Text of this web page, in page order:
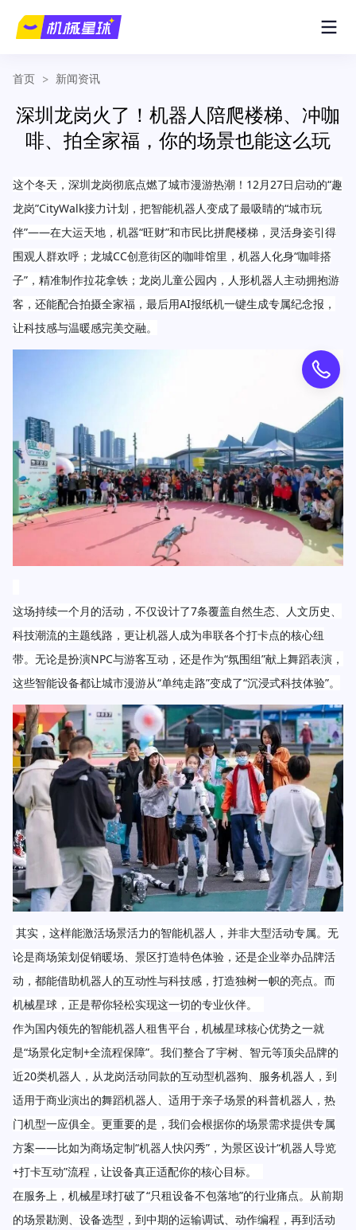
首页 > 新闻资讯
深圳龙岗火了！机器人陪爬楼梯、冲咖
啡、拍全家福，你的场景也能这么玩
这个冬天，深圳龙岗彻底点燃了城市漫游热潮！12月27日启动的“趣
龙岗”CityWalk接力计划，把智能机器人变成了最吸睛的“城市玩
伴”——在大运天地，机器“旺财”和市民比拼爬楼梯，灵活身姿引得
围观人群欢呼；龙城CC创意街区的咖啡馆里，机器人化身“咖啡搭
子”，精准制作拉花拿铁；龙岗儿童公园内，人形机器人主动拥抱游
客，还能配合拍摄全家福，最后用AI报纸机一键生成专属纪念报，
让科技感与温暖感完美交融。
这场持续一个月的活动，不仅设计了7条覆盖自然生态、人文历史、
科技潮流的主题线路，更让机器人成为串联各个打卡点的核心纽
带。无论是扮演NPC与游客互动，还是作为“氛围组”献上舞蹈表演，
这些智能设备都让城市漫游从“单纯走路”变成了“沉浸式科技体验”。
其实，这样能激活场景活力的智能机器人，并非大型活动专属。无
论是商场策划促销暖场、景区打造特色体验，还是企业举办品牌活
动，都能借助机器人的互动性与科技感，打造独树一帜的亮点。而
机械星球，正是帮你轻松实现这一切的专业伙伴。
作为国内领先的智能机器人租售平台，机械星球核心优势之一就
是“场景化定制+全流程保障”。我们整合了宇树、智元等顶尖品牌的
近20类机器人，从龙岗活动同款的互动型机器狗、服务机器人，到
适用于商业演出的舞蹈机器人、适用于亲子场景的科普机器人，热
门机型一应俱全。更重要的是，我们会根据你的场景需求提供专属
方案——比如为商场定制“机器人快闪秀”，为景区设计“机器人导览
+打卡互动”流程，让设备真正适配你的核心目标。
在服务上，机械星球打破了“只租设备不包落地”的行业痛点。从前期
的场景勘测、设备选型，到中期的运输调试、动作编程，再到活动